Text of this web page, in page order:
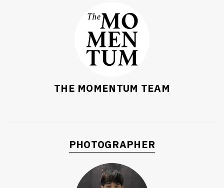
THE MOMENTUM TEAM
PHOTOGRAPHER